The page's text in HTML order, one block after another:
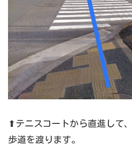
⬆テニスコートから直進して
歩道を渡ります。